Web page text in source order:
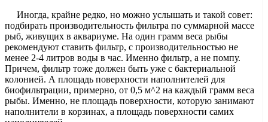
Иногда, крайне редко, но можно услышать и такой совет:
подбирать производительность фильтра по суммарной массе
рыб, живущих в аквариуме. На один грамм веса рыбы
рекомендуют ставить фильтр, с производительностью не
менее 2-4 литров воды в час. Именно фильтр, а не помпу.
Причем, фильтр тоже должен быть уже с бактериальной
колонией. А площадь поверхности наполнителей для
биофильтрации, примерно, от 0,5 м^2 на каждый грамм веса
рыбы. Именно, не площадь поверхности, которую занимают
наполнители в корзинах, а площадь поверхности самих